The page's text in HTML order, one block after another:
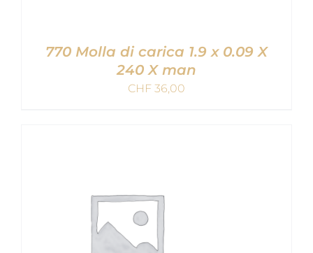
770 Molla di carica 1.9 x 0.09 X
240 X man
CHF 36,00